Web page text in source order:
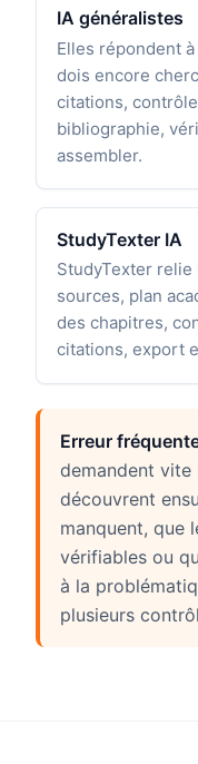
IA généralistes
Elles répondent
dois encore
citations,
bibliographie,
assembler.
StudyTexter IA
StudyTexter
sources, plan
des chapitres,
citations, export
Erreur
demandent
découvrent
manquent, que
vérifiables ou
à la
plusieurs